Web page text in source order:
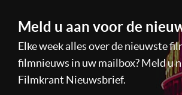
Meld u aan voor de
Elke week alles over de nieuwste
filmnieuws in uw mailbox? Meld u
Filmkrant Nieuwsbrief.